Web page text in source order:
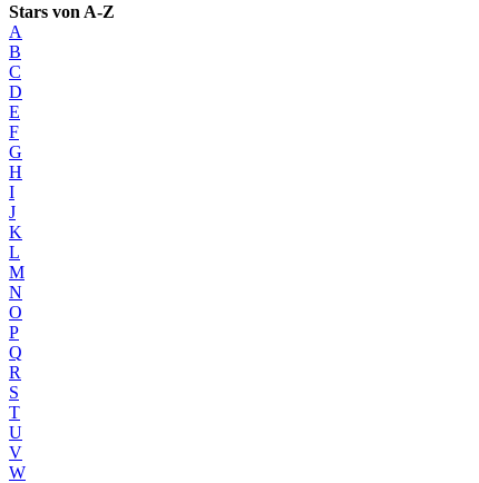
Stars von A-Z
A
B
C
D
E
F
G
H
I
J
K
L
M
N
O
P
Q
R
S
T
U
V
W